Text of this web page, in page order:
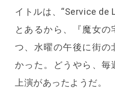
イトルは、“Service de
とあるから、『魔女
つ、水曜の午後に街の
かった。どうやら、
上演があったようだ。